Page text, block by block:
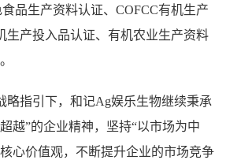
品生产资料认证、COFCC有机生产
生产投入品认证、有机农业生产资料
略指引下，和记Ag娱乐生物继续秉承
越”的企业精神，坚持“以市场为中
心价值观，不断提升企业的市场竞争